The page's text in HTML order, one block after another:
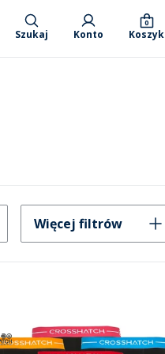
Szukaj Konto Koszyk
0
Więcej filtrów